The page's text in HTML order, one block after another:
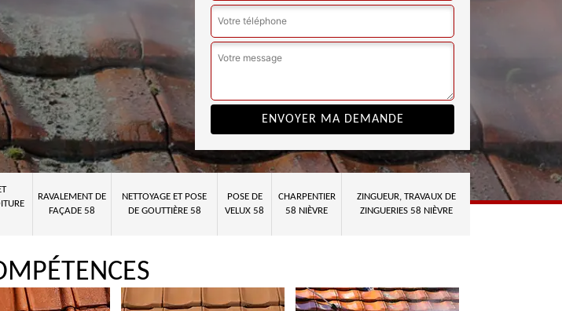
RAVALEMENT DE
FAÇADE 58
NETTOYAGE ET POSE
DE GOUTTIÈRE 58
POSE DE
VELUX 58
CHARPENTIER
58 NIÈVRE
ZINGUEUR, TRAVAUX DE
ZINGUERIES 58 NIÈVRE